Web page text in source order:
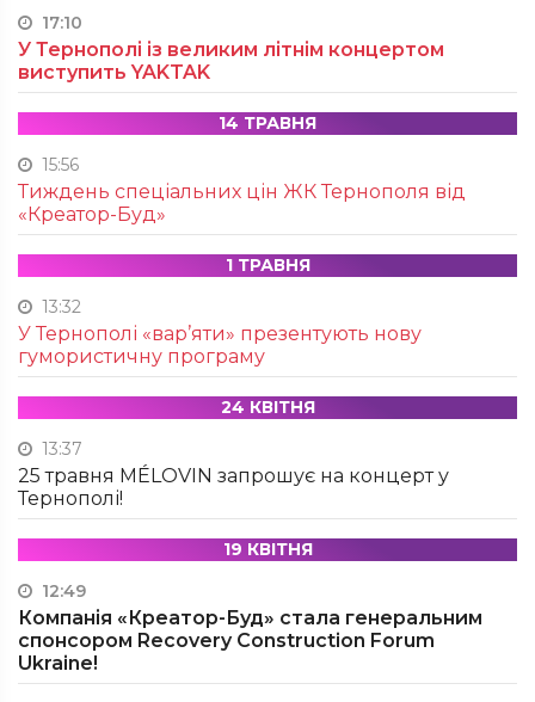
17:10
У Тернополі із великим літнім концертом
виступить YAKTAK
14 ТРАВНЯ
15:56
Тиждень спеціальних цін ЖК Тернополя від
«Креатор-Буд»
1 ТРАВНЯ
13:32
У Тернополі «вар’яти» презентують нову
гумористичну програму
24 КВІТНЯ
13:37
25 травня MÉLOVIN запрошує на концерт у
Тернополі!
19 КВІТНЯ
12:49
Компанія «Креатор-Буд» стала генеральним
спонсором Recovery Construction Forum
Ukraine!